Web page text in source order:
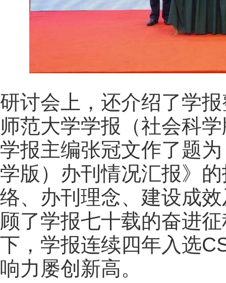
研讨会上，还介绍了学
师范大学学报（社会科
学报主编张冠文作了题
学版）办刊情况汇报》
络、办刊理念、建设成
顾了学报七十载的奋进
下，学报连续四年入选
响力屡创新高。